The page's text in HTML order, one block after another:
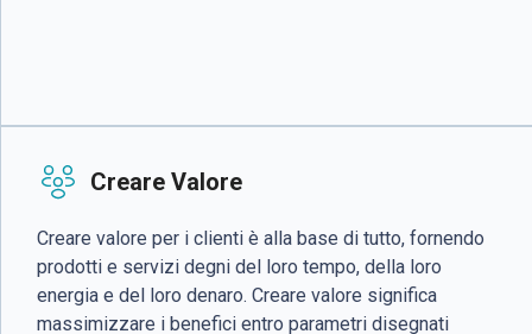
Creare Valore
Creare valore per i clienti è alla base di tutto, fornendo
prodotti e servizi degni del loro tempo, della loro
energia e del loro denaro. Creare valore significa
massimizzare i benefici entro parametri disegnati